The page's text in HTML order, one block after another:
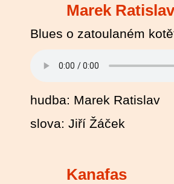
Marek Ratislav
Blues o zatoulaném
hudba: Marek Ratislav
slova: Jiří Žáček
Kanafas